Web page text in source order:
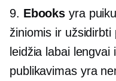
9. Ebooks yra
žiniomis ir užsidirbti
leidžia labai
publikavimas yra